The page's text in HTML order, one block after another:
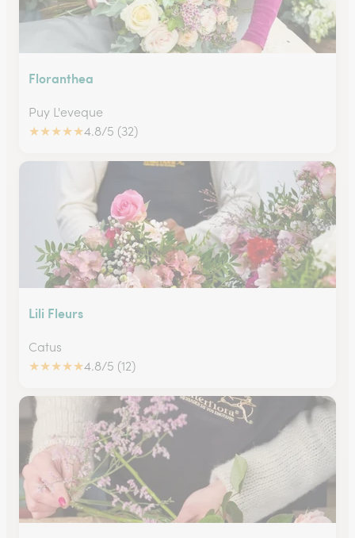
Floranthea
Puy L'eveque
★★★★★4.8/5 (32)
Lili Fleurs
Catus
★★★★★4.8/5 (12)